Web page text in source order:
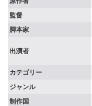
監督
脚本家
出演者
カテゴリー
ジャンル
制作国